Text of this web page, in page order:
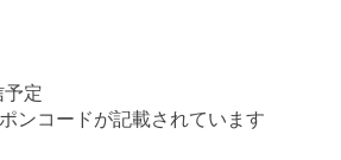
定
コードが記載されています